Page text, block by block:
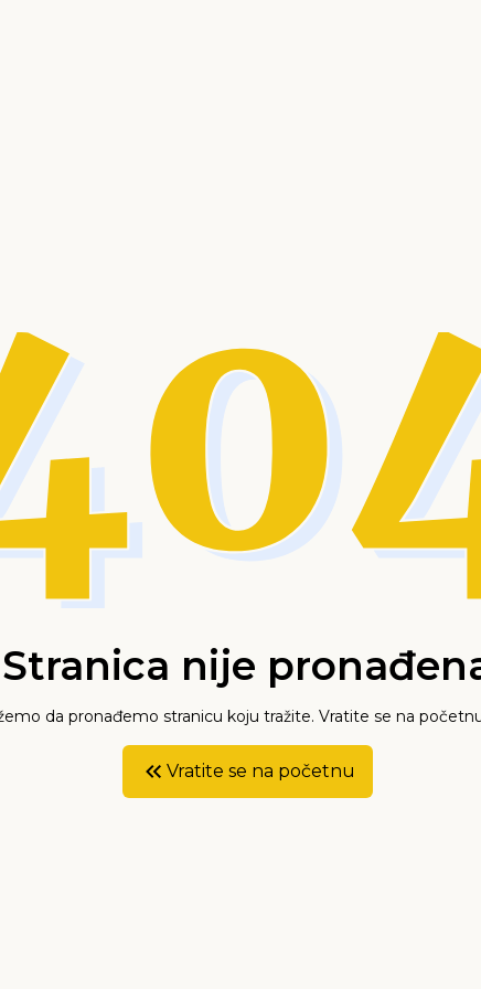
Stranica nije
da pronađemo stranicu koju tražite. Vratite se na
Vratite se na početnu